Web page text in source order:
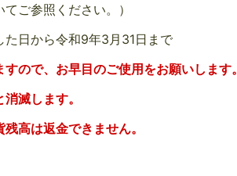
ご参照ください。）
た日から令和9年3月31日まで
ので、お早目のご使用をお願いします。
滅します。
高は返金できません。